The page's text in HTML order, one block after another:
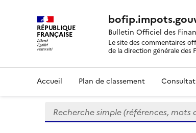
RÉPUBLIQUE
FRANÇAISE Bulletin Officiel des
Le site des commentaires
de la direction générale des
Accueil Plan de classement
Formulaire
de
Recherche simple (références, mots